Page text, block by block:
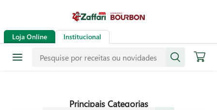
Loja Online Institucional
Receitas
Mais de mil receitas
Principais Categorias